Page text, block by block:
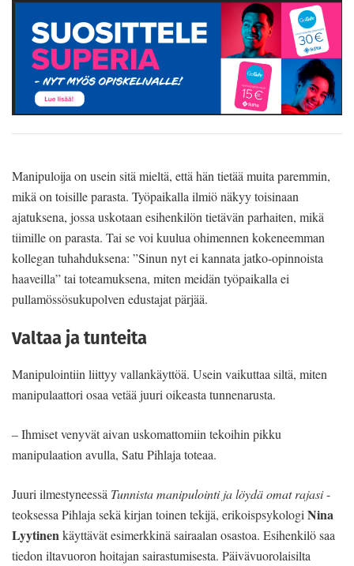
Manipuloija on usein sitä mieltä, että hän tietää muita paremmin,
mikä on toisille parasta. Työpaikalla ilmiö näkyy toisinaan
ajatuksena, jossa uskotaan esihenkilön tietävän parhaiten, mikä
tiimille on parasta. Tai se voi kuulua ohimennen kokeneemman
kollegan tuhahduksena: ”Sinun nyt ei kannata jatko-opinnoista
haaveilla” tai toteamuksena, miten meidän työpaikalla ei
pullamössösukupolven edustajat pärjää.
Valtaa ja tunteita
Manipulointiin liittyy vallankäyttöä. Usein vaikuttaa siltä, miten
manipulaattori osaa vetää juuri oikeasta tunnenarusta.
– Ihmiset venyvät aivan uskomattomiin tekoihin pikku
manipulaation avulla, Satu Pihlaja toteaa.
Juuri ilmestyneessä Tunnista manipulointi ja löydä omat rajasi-
teoksessa Pihlaja sekä kirjan toinen tekijä, erikoispsykologi Nina
Lyytinenkäyttävät esimerkkinä sairaalan osastoa. Esihenkilö saa
tiedon iltavuoron hoitajan sairastumisesta. Päivävuorolaisilta